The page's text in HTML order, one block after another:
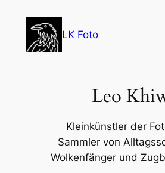
springen
LK Foto
Leo
Kleinkünstler der
Sammler von
Wolkenfänger und